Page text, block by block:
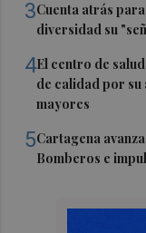
3Cuenta atrás
diversidad su
4El centro de
de calidad por su
mayores
5Cartagena
Bomberos e